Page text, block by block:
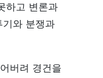
하고 변론과
와 분쟁과
버려 경건을